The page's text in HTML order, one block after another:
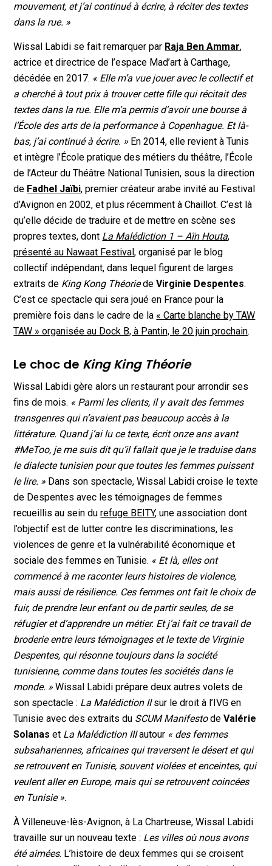
mouvement, et j’ai continué à écrire, à réciter des textes
dans la rue. »
Wissal Labidi se fait remarquer par Raja Ben Ammar,
actrice et directrice de l’espace Mad’art à Carthage,
décédée en 2017. « Elle m’a vue jouer avec le collectif et
a cherché à tout prix à trouver cette fille qui récitait des
textes dans la rue. Elle m’a permis d’avoir une bourse à
l’École des arts de la performance à Copenhague. Et là-
bas, j’ai continué à écrire. » En 2014, elle revient à Tunis
et intègre l’École pratique des métiers du théâtre, l’École
de l’Acteur du Théâtre National Tunisien, sous la direction
de Fadhel Jaïbi, premier créateur arabe invité au Festival
d’Avignon en 2002, et plus récemment à Chaillot. C’est là
qu’elle décide de traduire et de mettre en scène ses
propres textes, dont La Malédiction 1 – Aïn Houta,
présenté au Nawaat Festival, organisé par le blog
collectif indépendant, dans lequel figurent de larges
extraits de King Kong ThéoriedeVirginie Despentes.
C’est ce spectacle qui sera joué en France pour la
première fois dans le cadre de la « Carte blanche by TAW
TAW » organisée au Dock B, à Pantin, le 20 juin prochain.
Le choc de King King Théorie
Wissal Labidi gère alors un restaurant pour arrondir ses
fins de mois. « Parmi les clients, il y avait des femmes
transgenres qui n’avaient pas beaucoup accès à la
littérature. Quand j’ai lu ce texte, écrit onze ans avant
#MeToo, je me suis dit qu’il fallait que je le traduise dans
le dialecte tunisien pour que toutes les femmes puissent
le lire. » Dans son spectacle, Wissal Labidi croise le texte
de Despentes avec les témoignages de femmes
recueillis au sein durefuge BEITY, une association dont
l’objectif est de lutter contre les discriminations, les
violences de genre et la vulnérabilité économique et
sociale des femmes en Tunisie. « Et là, elles ont
commencé à me raconter leurs histoires de violence,
mais aussi de résilience. Ces femmes ont fait le choix de
fuir, de prendre leur enfant ou de partir seules, de se
réfugier et d’apprendre un métier. Et j’ai fait ce travail de
broderie entre leurs témoignages et le texte de Virginie
Despentes, qui résonne toujours dans la société
tunisienne, comme dans toutes les sociétés dans le
monde. » Wissal Labidi prépare deux autres volets de
son spectacle : La Malédiction IIsur le droit à l’IVG en
Tunisie avec des extraits du SCUM ManifestodeValérie
Solanas et La Malédiction IIIautour « des femmes
subsahariennes, africaines qui traversent le désert et qui
se retrouvent en Tunisie, souvent violées et enceintes, qui
veulent aller en Europe, mais qui se retrouvent coincées
en Tunisie ».
À Villeneuve-lès-Avignon, à La Chartreuse, Wissal Labidi
travaille sur un nouveau texte : Les villes où nous avons
été aimées. L’histoire de deux femmes qui se croisent